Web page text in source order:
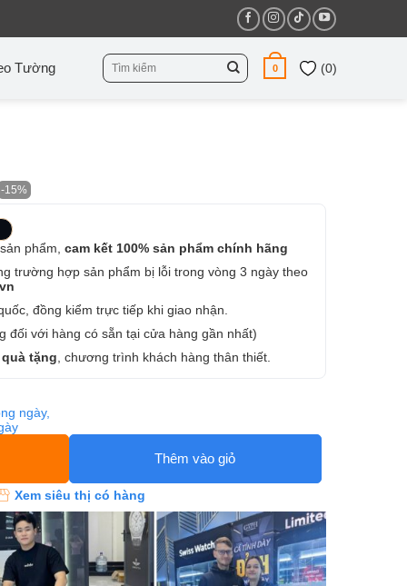
Tường
Tìm
kiếm:
0 (0)
-15%
phẩm, cam kết 100% sản phẩm chính hãng
trường hợp sản phẩm bị lỗi trong vòng 3 ngày theo
đồng kiểm trực tiếp khi giao nhận.
đối với hàng có sẵn tại cửa hàng gần nhất)
tặng , chương trình khách hàng thân thiết.
ngày,
Thêm vào giỏ
Xem siêu thị có hàng